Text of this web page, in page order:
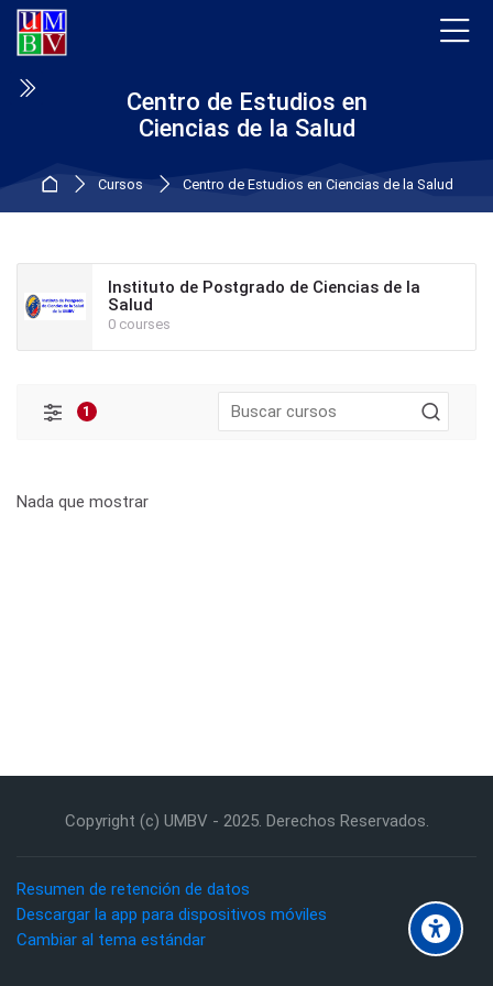
Skip to navigation
Skip to login form
Saltar al contenido principal
Skip to accessibility options
Saltar al pie de página
Skip accessibility options
Centro de Estudios en
Ciencias de la Salud
Página Principal
Cursos Centro de Estudios en Ciencias de la Salud
Instituto de Postgrado de Ciencias de la
Salud
0 courses
Filtros
1
Nada que mostrar
Copyright (c) UMBV - 2025. Derechos Reservados.
Resumen de retención de datos
Descargar la app para dispositivos móviles
Cambiar al tema estándar